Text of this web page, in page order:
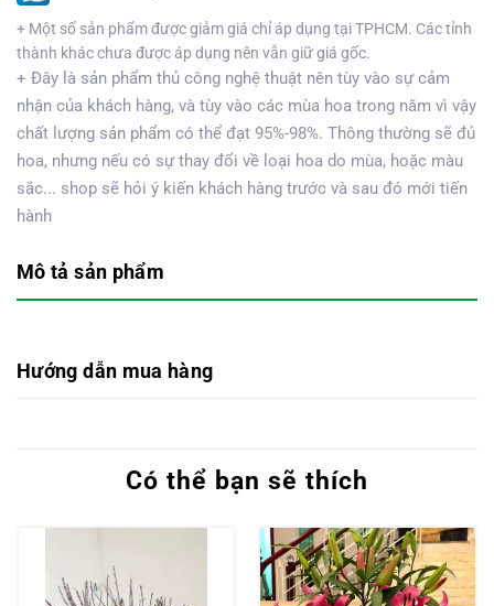
+ Một số sản phẩm được giảm giá chỉ áp dụng tại TPHCM. Các tỉnh
thành khác chưa được áp dụng nên vẫn giữ giá gốc.
+ Đây là sản phẩm thủ công nghệ thuật nên tùy vào sự cảm
nhận của khách hàng, và tùy vào các mùa hoa trong năm vì vậy
chất lượng sản phẩm có thể đạt 95%-98%. Thông thường sẽ đủ
hoa, nhưng nếu có sự thay đổi về loại hoa do mùa, hoặc màu
sắc... shop sẽ hỏi ý kiến khách hàng trước và sau đó mới tiến
hành
Mô tả sản phẩm
Hướng dẫn mua hàng
Có thể bạn sẽ thích